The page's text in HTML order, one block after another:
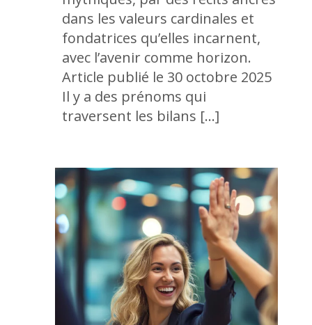
dans les valeurs cardinales et
fondatrices qu’elles incarnent,
avec l’avenir comme horizon.
Article publié le 30 octobre 2025
Il y a des prénoms qui
traversent les bilans […]